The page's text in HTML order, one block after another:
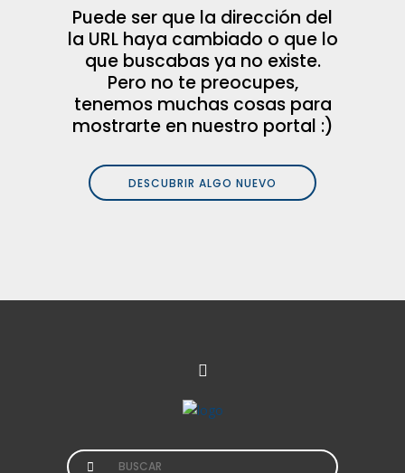
Puede ser que la dirección del
la URL haya cambiado o que lo
que buscabas ya no existe.
Pero no te preocupes,
tenemos muchas cosas para
mostrarte en nuestro portal :)
DESCUBRIR ALGO NUEVO
Search